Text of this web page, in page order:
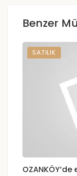
Benzer
SATILIK